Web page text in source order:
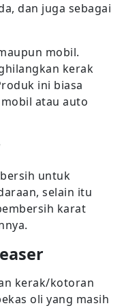
dan juga sebagai
mobil.
kerak
ini biasa
atau auto
untuk
selain itu
karat
kerak/kotoran
oli yang masih